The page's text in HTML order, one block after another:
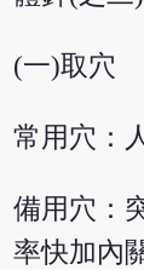
(一)取穴
常用穴：
備用穴：
率快加內